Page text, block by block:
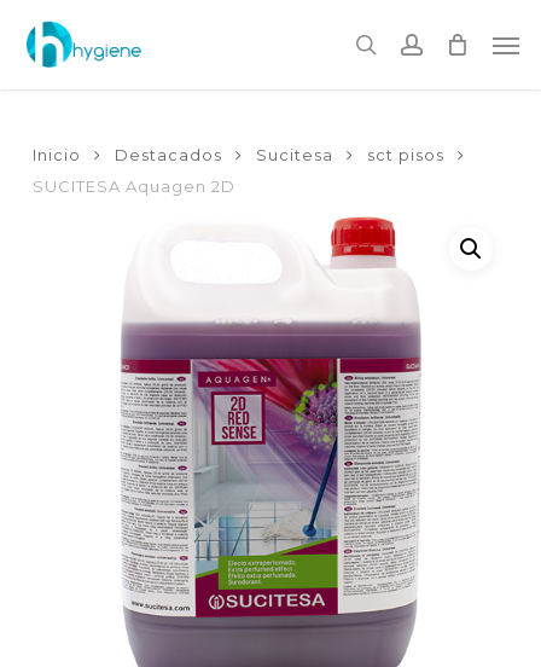
main
content
searchaccount
Inicio Destacados Sucitesa
sct pisos
SUCITESA Aquagen 2D